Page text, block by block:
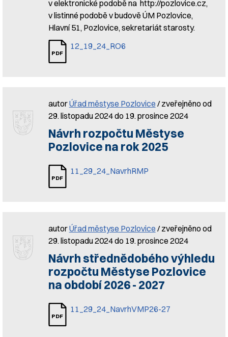
v elektronické podobě na http://pozlovice.cz,
v listinné podobě v budově ÚM Pozlovice,
Hlavní 51, Pozlovice, sekretariát starosty.
12_19_24_RO6
autorÚřad městyse Pozlovice / zveřejněno od
29. listopadu 2024 do 19. prosince 2024
Návrh rozpočtu Městyse
Pozlovice na rok 2025
11_29_24_NavrhRMP
autorÚřad městyse Pozlovice / zveřejněno od
29. listopadu 2024 do 19. prosince 2024
Návrh střednědobého výhledu
rozpočtu Městyse Pozlovice
na období 2026 - 2027
11_29_24_NavrhVMP26-27